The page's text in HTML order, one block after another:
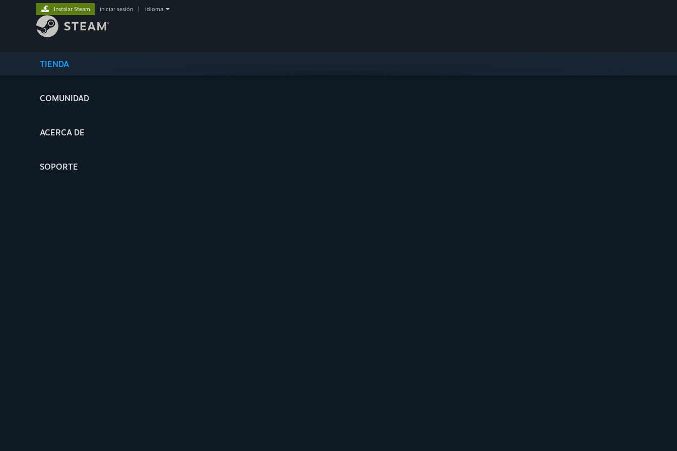
TIENDA
COMUNIDAD
ACERCA DE
SOPORTE
Instalar Steam iniciar sesión idioma